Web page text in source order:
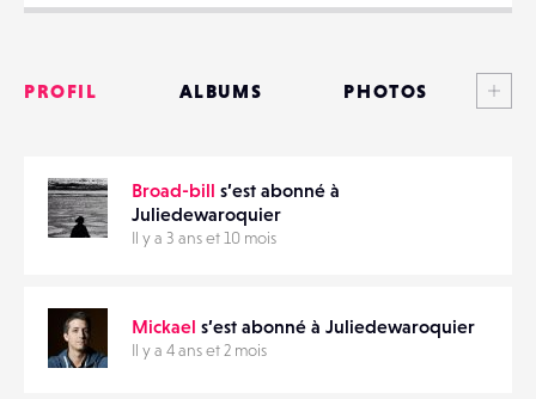
PROFIL ALBUMS PHOTOS
ÉVÉNEMENTS
Broad-bill s’est abonné à
Juliedewaroquier
Il y a 3 ans et 10 mois
Mickael s’est abonné à Juliedewaroquier
Il y a 4 ans et 2 mois